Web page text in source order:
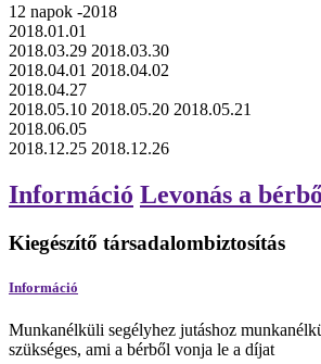
12 napok -2018
2018.01.01
2018.03.29 2018.03.30
2018.04.01 2018.04.02
2018.04.27
2018.05.10 2018.05.20 2018.05.21
2018.06.05
2018.12.25 2018.12.26
Információ Levonás a
Kiegészítő társadalombiztosítás
Információ
Munkanélküli segélyhez jutáshoz
szükséges, ami a bérből vonja le a díjat